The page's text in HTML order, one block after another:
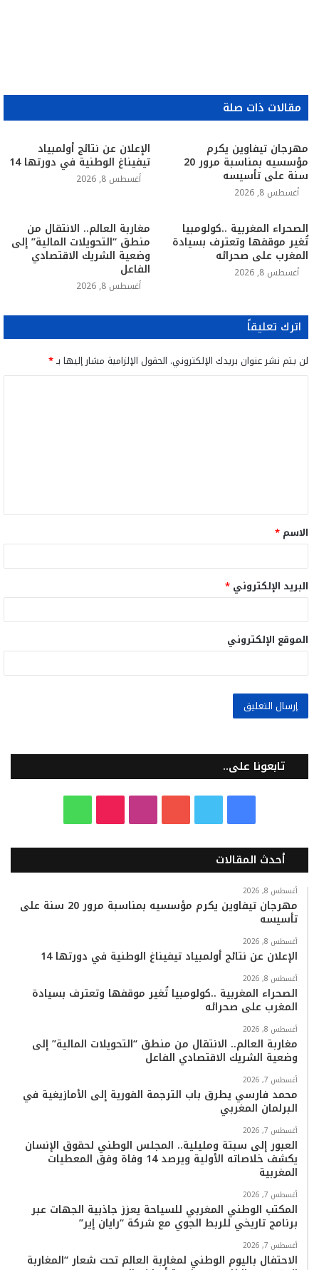
مقالات ذات صلة
مهرجان تيفاوين يكرم
مؤسسيه بمناسبة مرور 20
سنة على تأسيسه
أغسطس 8, 2026
الإعلان عن نتائج أولمبياد
تيفيناغ الوطنية في دورتها 14
أغسطس 8, 2026
الصحراء المغربية ..كولومبيا
تُغير موقفها وتعترف بسيادة
المغرب على صحرائه
أغسطس 8, 2026
مغاربة العالم.. الانتقال من
منطق “التحويلات المالية” إلى
وضعية الشريك الاقتصادي
الفاعل
أغسطس 8, 2026
اترك تعليقاً
لن يتم نشر عنوان بريدك الإلكتروني. الحقول الإلزامية مشار إليها بـ*
ق
*
الاسم *
البريد الإلكتروني *
الموقع الإلكتروني
تابعونا على..
س
ك
ي
ت
ب
س
ت
ر
k
k
ت
س
ب
أحدث المقالات
أغسطس 8, 2026
مهرجان تيفاوين يكرم مؤسسيه بمناسبة مرور 20 سنة على
تأسيسه
أغسطس 8, 2026
الإعلان عن نتائج أولمبياد تيفيناغ الوطنية في دورتها 14
أغسطس 8, 2026
الصحراء المغربية ..كولومبيا تُغير موقفها وتعترف بسيادة
المغرب على صحرائه
أغسطس 8, 2026
مغاربة العالم.. الانتقال من منطق “التحويلات المالية” إلى
وضعية الشريك الاقتصادي الفاعل
أغسطس 7, 2026
محمد فارسي يطرق باب الترجمة الفورية إلى الأمازيغية في
البرلمان المغربي
أغسطس 7, 2026
العبور إلى سبتة ومليلية.. المجلس الوطني لحقوق الإنسان
يكشف خلاصاته الأولية ويرصد 14 وفاة وفق المعطيات
المغربية
أغسطس 7, 2026
المكتب الوطني المغربي للسياحة يعزز جاذبية الجهات عبر
برنامج تاريخي للربط الجوي مع شركة “رايان إير”
أغسطس 7, 2026
الاحتفال باليوم الوطني لمغاربة العالم تحت شعار “المغاربة